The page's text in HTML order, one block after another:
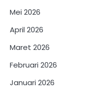
Mei 2026
April 2026
Maret 2026
Februari 2026
Januari 2026